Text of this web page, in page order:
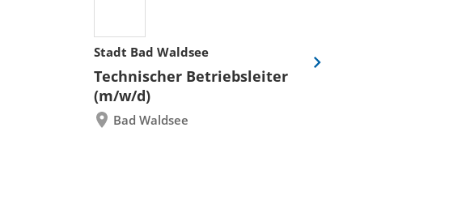
Stadt Bad Waldsee
Technischer Betriebsleiter
(m/w/d)
Bad Waldsee
Eine